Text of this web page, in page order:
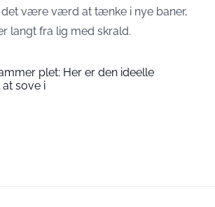
være værd at tænke i nye baner,
langt fra lig med skrald.
plet: Her er den ideelle
sove i